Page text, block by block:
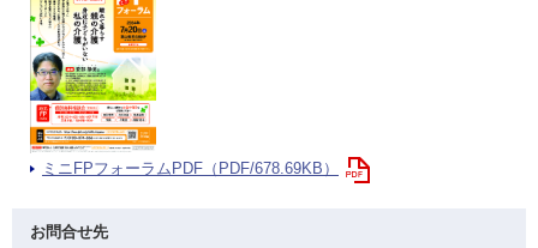
ミニFPフォーラムPDF（PDF/678.69KB）
お問合せ先